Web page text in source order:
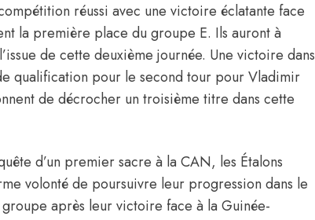
réussi avec une victoire éclatante face
la première place du groupe E. Ils auront à
de cette deuxième journée. Une victoire dans
qualification pour le second tour pour Vladimir
de décrocher un troisième titre dans cette
d’un premier sacre à la CAN, les Étalons
volonté de poursuivre leur progression dans le
après leur victoire face à la Guinée-